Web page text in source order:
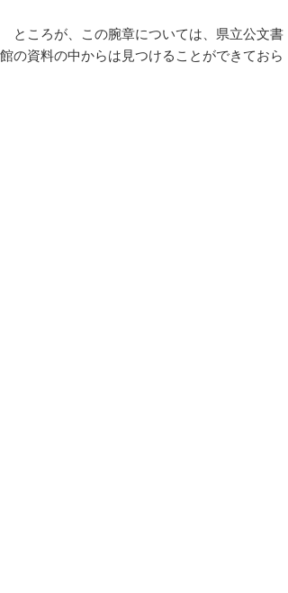
ところが、この腕章については、県立公文書
館の資料の中からは見つけることができておら